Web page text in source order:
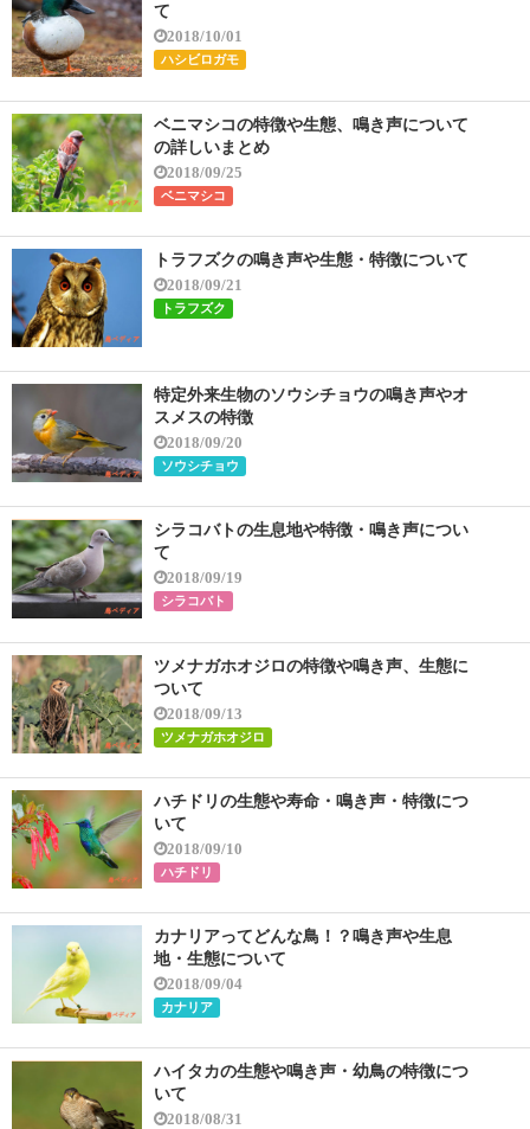
て
2018/10/01
ハシビロガモ
ベニマシコの特徴や生態、鳴き声について
の詳しいまとめ
2018/09/25
ベニマシコ
トラフズクの鳴き声や生態・特徴について
2018/09/21
トラフズク
特定外来生物のソウシチョウの鳴き声やオ
スメスの特徴
2018/09/20
ソウシチョウ
シラコバトの生息地や特徴・鳴き声につい
て
2018/09/19
シラコバト
ツメナガホオジロの特徴や鳴き声、生態に
ついて
2018/09/13
ツメナガホオジロ
ハチドリの生態や寿命・鳴き声・特徴につ
いて
2018/09/10
ハチドリ
カナリアってどんな鳥！？鳴き声や生息
地・生態について
2018/09/04
カナリア
ハイタカの生態や鳴き声・幼鳥の特徴につ
いて
2018/08/31